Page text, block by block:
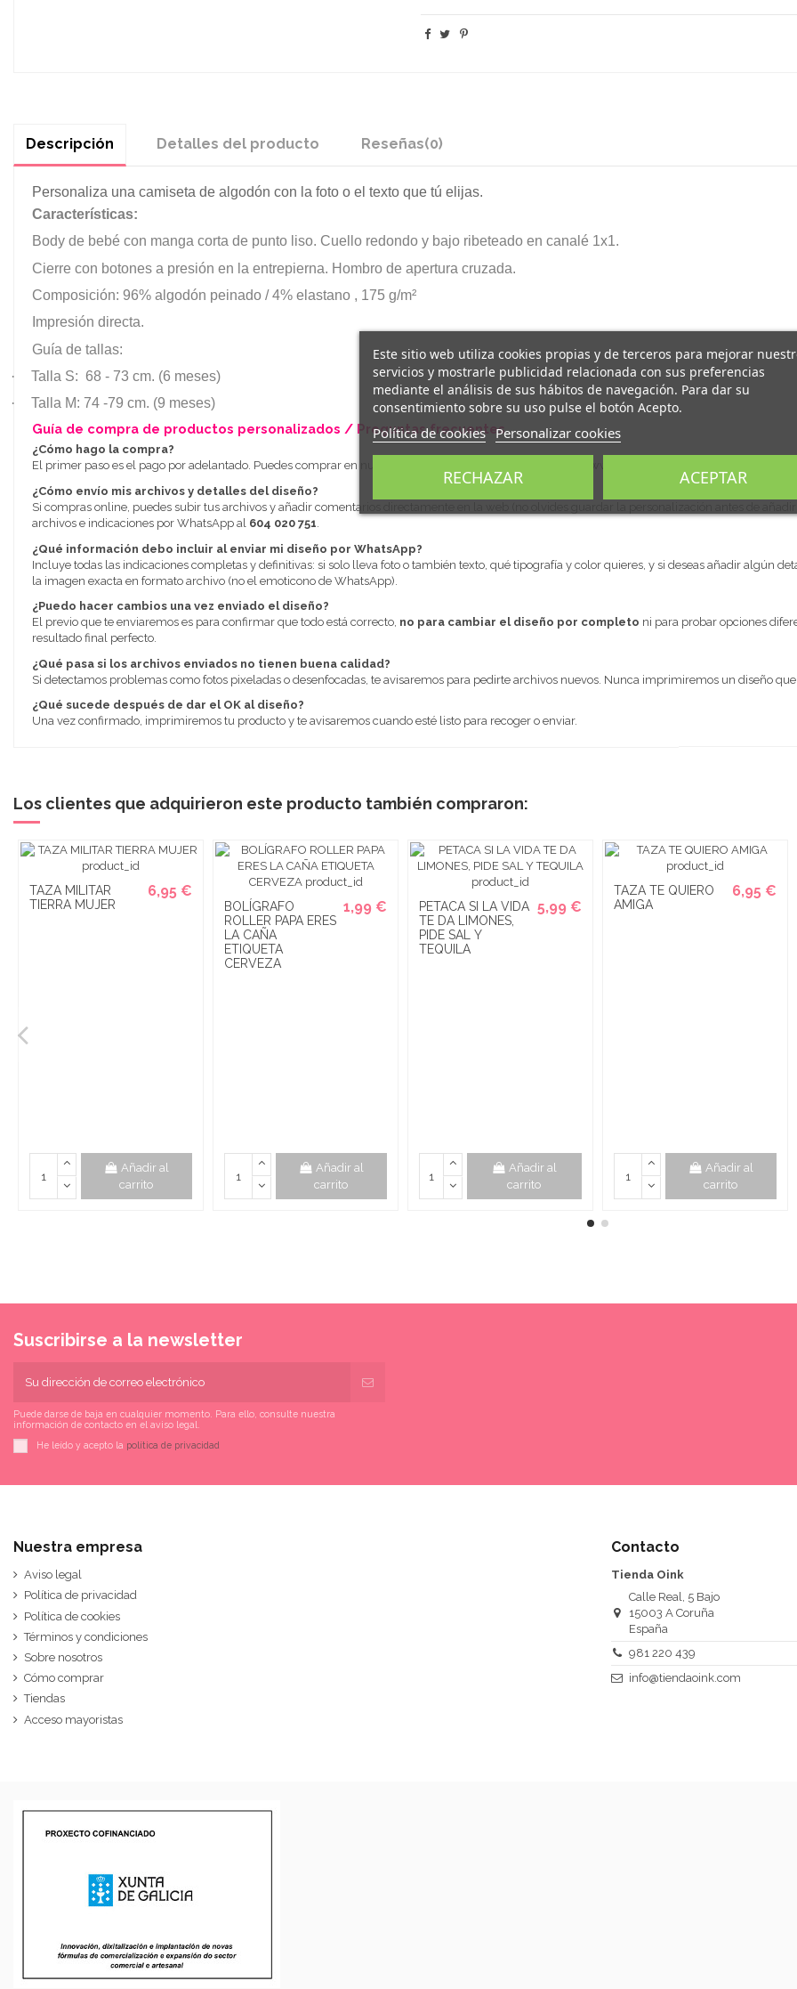
Descripción Detalles del producto Reseñas(0)
Personaliza una camiseta de algodón con la foto o el texto que tú elijas.
Características:
Body de bebé con manga corta de punto liso. Cuello redondo y bajo ribeteado en canalé 1x1.
Cierre con botones a presión en la entrepierna. Hombro de apertura cruzada.
Composición: 96% algodón peinado / 4% elastano , 175 g/m²
Impresión directa.
Guía de tallas:
·
Talla S: 68 - 73 cm. (6 meses)
·
Talla M: 74 -79 cm. (9 meses)
Guía de compra de productos personalizados / Preguntas frecuentes
¿Cómo hago la compra?
El primer paso es el pago por adelantado. Puedes comprar en nuestra tienda física o en la tienda online (
¿Cómo envío mis archivos y detalles del diseño?
Si compras online, puedes subir tus archivos y añadir comentarios directamente en la web (no olvides guardar la personalización antes de
archivos e indicaciones por WhatsApp al 604 020 751.
¿Qué información debo incluir al enviar mi diseño por WhatsApp?
Incluye todas las indicaciones completas y definitivas: si solo lleva foto o también texto, qué tipografía y color quieres, y si deseas añadir algún
la imagen exacta en formato archivo (no el emoticono de WhatsApp).
¿Puedo hacer cambios una vez enviado el diseño?
El previo que te enviaremos es para confirmar que todo está correcto, no para cambiar el diseño por completo ni para probar opciones
resultado final perfecto.
¿Qué pasa si los archivos enviados no tienen buena calidad?
Si detectamos problemas como fotos pixeladas o desenfocadas, te avisaremos para pedirte archivos nuevos. Nunca imprimiremos un diseño
¿Qué sucede después de dar el OK al diseño?
Una vez confirmado, imprimiremos tu producto y te avisaremos cuando esté listo para recoger o enviar.
Los clientes que adquirieron este producto también compraron:
TAZA MILITAR
TIERRA MUJER
6,95 €
Añadir al
carrito
BOLÍGRAFO
ROLLER PAPA ERES
LA CAÑA
ETIQUETA
CERVEZA
1,99 €
Añadir al
carrito
PETACA SI LA VIDA
TE DA LIMONES,
PIDE SAL Y
TEQUILA
5,99 €
Añadir al
carrito
TAZA TE QUIERO
AMIGA
6,95 €
Añadir al
carrito
Suscribirse a la newsletter
Puede darse de baja en cualquier momento. Para ello, consulte nuestra
información de contacto en el aviso legal.
He leído y acepto la política de privacidad
Nuestra empresa
Aviso legal
Política de privacidad
Política de cookies
Términos y condiciones
Sobre nosotros
Cómo comprar
Tiendas
Acceso mayoristas
Contacto
Tienda Oink
Calle Real, 5 Bajo
15003 A Coruña
España
981 220 439
info@tiendaoink.com
Este sitio web utiliza cookies propias y de terceros para mejorar
servicios y mostrarle publicidad relacionada con sus preferencias
mediante el análisis de sus hábitos de navegación. Para dar su
consentimiento sobre su uso pulse el botón Acepto.
Política de cookies Personalizar cookies
RECHAZAR ACEPTAR